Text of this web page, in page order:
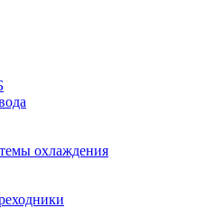
охлаждения